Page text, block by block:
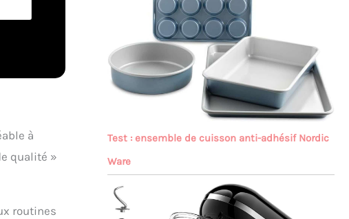
à
qualité »
routines
Test : ensemble de cuisson anti-adhésif Nordic
Ware